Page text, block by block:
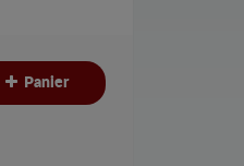
Panier